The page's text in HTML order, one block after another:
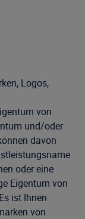
Logos,
von
und/oder
davon
oder eine
Eigentum von
ist Ihnen
von